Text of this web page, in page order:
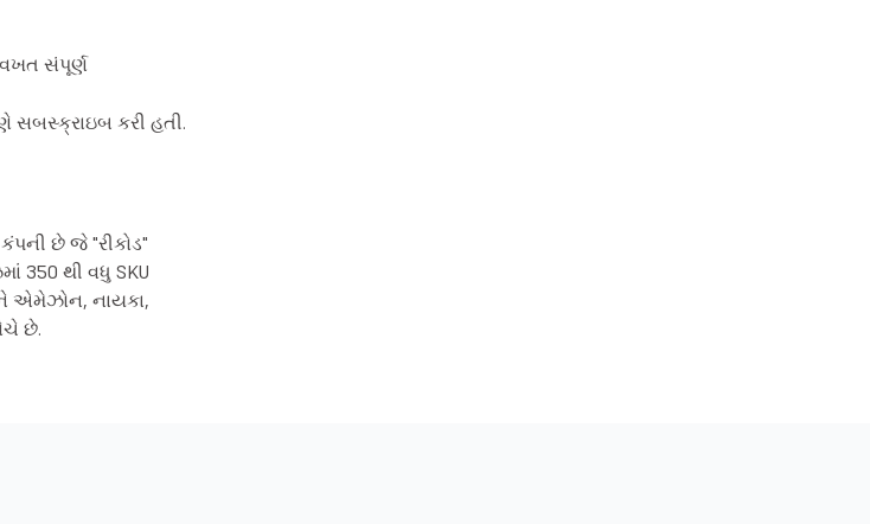
સંપૂર્ણ
સબસ્ક્રાઇબ કરી હતી.
છે જે "રીકોડ"
350 થી વધુ SKU
એમેઝોન, નાયકા,
છે.